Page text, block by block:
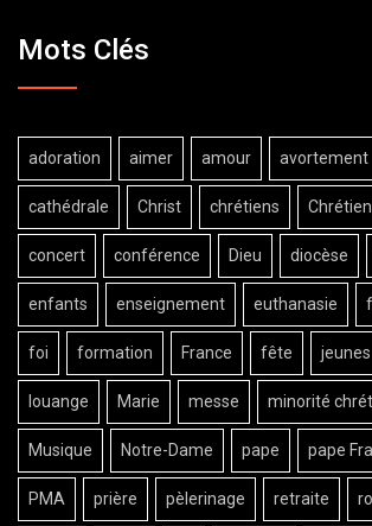
Mots Clés
adoration aimer amour avortement
cathédrale Christ chrétiens
concert conférence Dieu diocèse
enfants enseignement euthanasie
foi formation France fête jeunes
louange Marie messe minorité
Musique Notre-Dame pape pape
PMA prière pèlerinage retraite